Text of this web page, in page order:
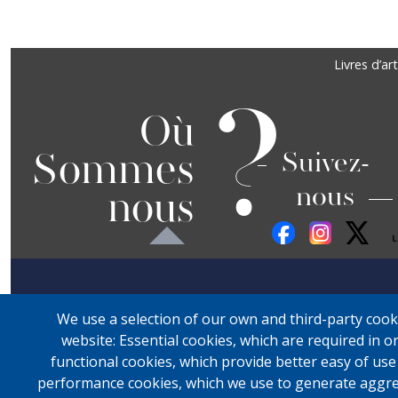
Livres d’art
Où
Sommes
nous ?Suivez-
nous
We use a selection of our own and third-party
website: Essential cookies, which are required in
functional cookies, which provide better easy of
performance cookies, which we use to generate